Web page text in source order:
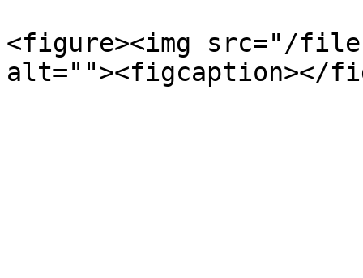
<figure><img src="/files/